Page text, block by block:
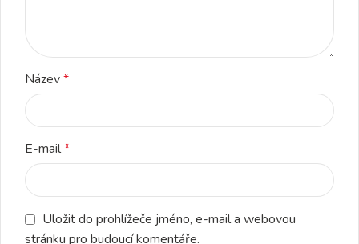
Název*
E-mail*
Uložit do prohlížeče jméno, e-mail a webovou
stránku pro budoucí komentáře.